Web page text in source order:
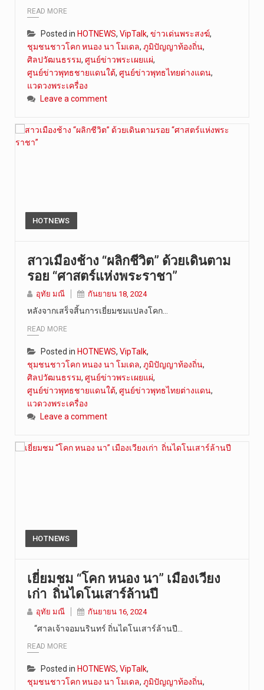
READ MORE
Posted in HOTNEWS, VipTalk, ข่าวเด่นพระสงฆ์,
ชุมชนชาวโคก หนอง นา โมเดล, ภูมิปัญญาท้องถิ่น,
ศิลปวัฒนธรรม, ศูนย์ข่าวพระเผยแผ่,
ศูนย์ข่าวพุทธชายแดนใต้, ศูนย์ข่าวพุทธไทยต่างแดน,
แวดวงพระเครื่อง
Leave a comment
HOTNEWS
สาวเมืองช้าง “ผลิกชีวิต” ด้วยเดินตาม
รอย “ศาสตร์แห่งพระราชา”
อุทัย มณี กันยายน 18, 2024
หลังจากเสร็จสิ้นการเยี่ยมชมแปลงโคก…
READ MORE
Posted in HOTNEWS, VipTalk,
ชุมชนชาวโคก หนอง นา โมเดล, ภูมิปัญญาท้องถิ่น,
ศิลปวัฒนธรรม, ศูนย์ข่าวพระเผยแผ่,
ศูนย์ข่าวพุทธชายแดนใต้, ศูนย์ข่าวพุทธไทยต่างแดน,
แวดวงพระเครื่อง
Leave a comment
HOTNEWS
เยี่ยมชม “โคก หนอง นา” เมืองเวียง
เก่า ถิ่นไดโนเสาร์ล้านปี
อุทัย มณี กันยายน 16, 2024
“ศาลเจ้าจอมนรินทร์ ถิ่นไดโนเสาร์ล้านปี…
READ MORE
Posted in HOTNEWS, VipTalk,
ชุมชนชาวโคก หนอง นา โมเดล, ภูมิปัญญาท้องถิ่น,